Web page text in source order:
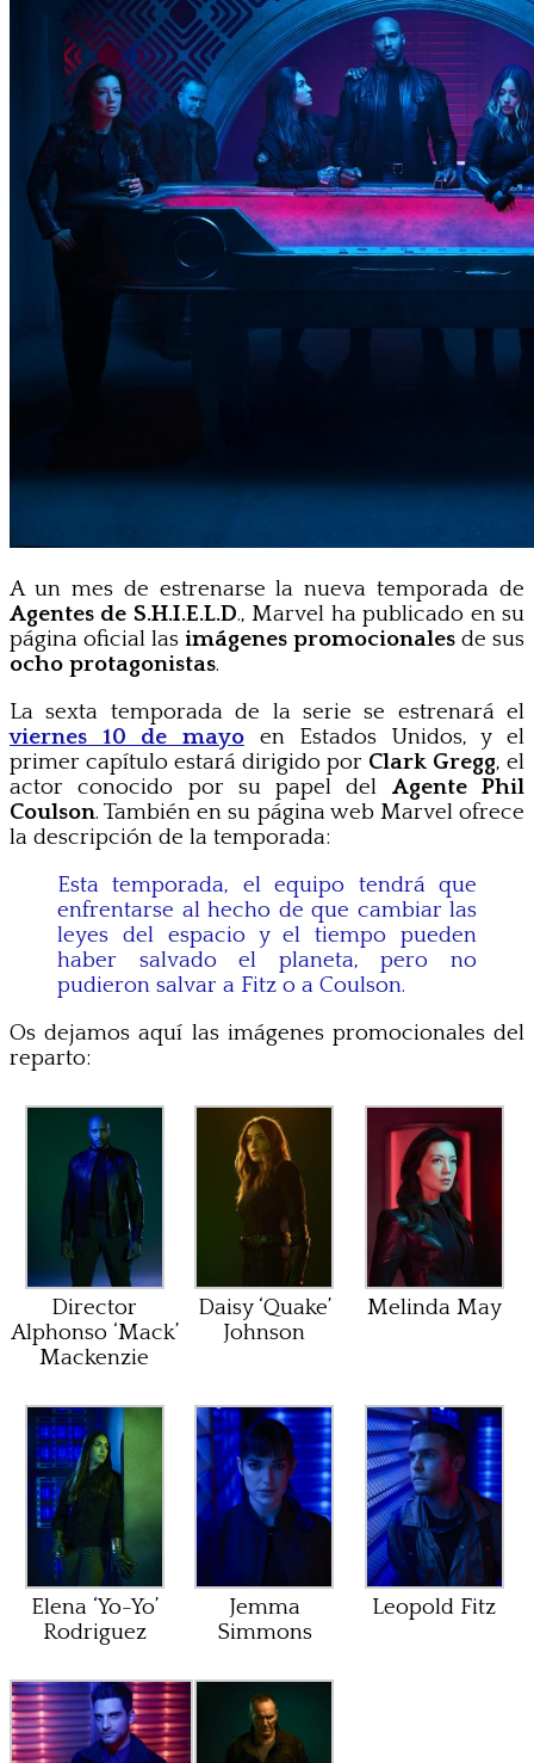
A un mes de estrenarse la nueva temporada de
Agentes de S.H.I.E.L.D., Marvel ha publicado en su
página oficial las imágenes promocionales de sus
ocho protagonistas.
La sexta temporada de la serie se estrenará el
viernes 10 de mayoen Estados Unidos, y el
primer capítulo estará dirigido por Clark Gregg, el
actor conocido por su papel del Agente Phil
Coulson. También en su página web Marvel ofrece
la descripción de la temporada:
Esta temporada, el equipo tendrá que
enfrentarse al hecho de que cambiar las
leyes del espacio y el tiempo pueden
haber salvado el planeta, pero no
pudieron salvar a Fitz o a Coulson.
Os dejamos aquí las imágenes promocionales del
reparto:
Director
Alphonso ‘Mack’
Mackenzie
Daisy ‘Quake’
Johnson
Melinda May
Elena ‘Yo-Yo’
Rodriguez
Jemma
Simmons
Leopold Fitz